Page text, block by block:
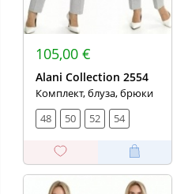
105,00 €
Alani Collection 2554
Комплект, блуза, брюки
48
50 52 54